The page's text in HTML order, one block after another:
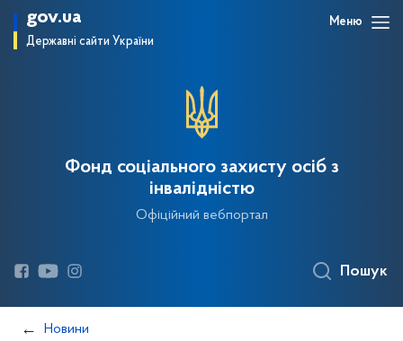
gov.ua
Державні сайти України
Меню
Фонд соціального захисту осіб з
інвалідністю
Офіційний вебпортал
Пошук
Новини